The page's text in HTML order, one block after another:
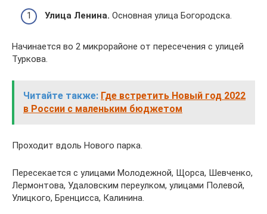
Улица Ленина. Основная улица Богородска.
Начинается во 2 микрорайоне от пересечения с улицей
Туркова.
Читайте также: Где встретить Новый год 2022
в России с маленьким бюджетом
Проходит вдоль Нового парка.
Пересекается с улицами Молодежной, Щорса, Шевченко,
Лермонтова, Удаловским переулком, улицами Полевой,
Улицкого, Бренцисса, Калинина.